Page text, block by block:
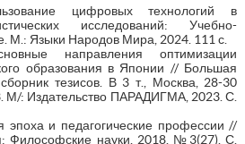
цифровых технологий в
исследований: Учебно-
М.: Языки Народов Мира, 2024. 111 с.
направления оптимизации
образования в Японии // Большая
тезисов. В 3 т., Москва, 28-30
М/: Издательство ПАРАДИГМА, 2023. С.
и педагогические профессии //
Философские науки, 2018. №3(27). С.